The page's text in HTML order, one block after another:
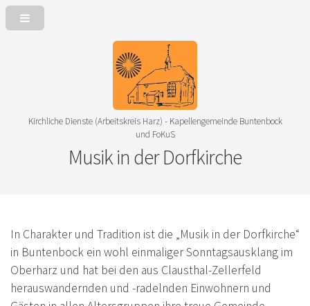
Kirchliche Dienste (Arbeitskreis Harz) - Kapellengemeinde Buntenbock
und FoKuS
Musik in der Dorfkirche
In Charakter und Tradition ist die „Musik in der Dorfkirche“
in Buntenbock ein wohl einmaliger Sonntagsausklang im
Oberharz und hat bei den aus Clausthal-Zellerfeld
herauswandernden und -radelnden Einwohnern und